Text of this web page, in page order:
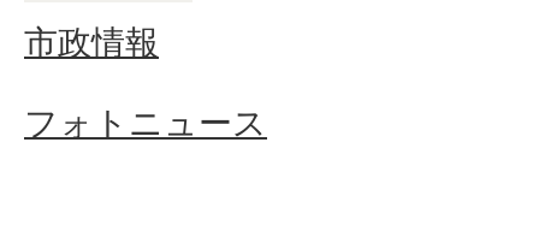
市政情報
フォトニュース